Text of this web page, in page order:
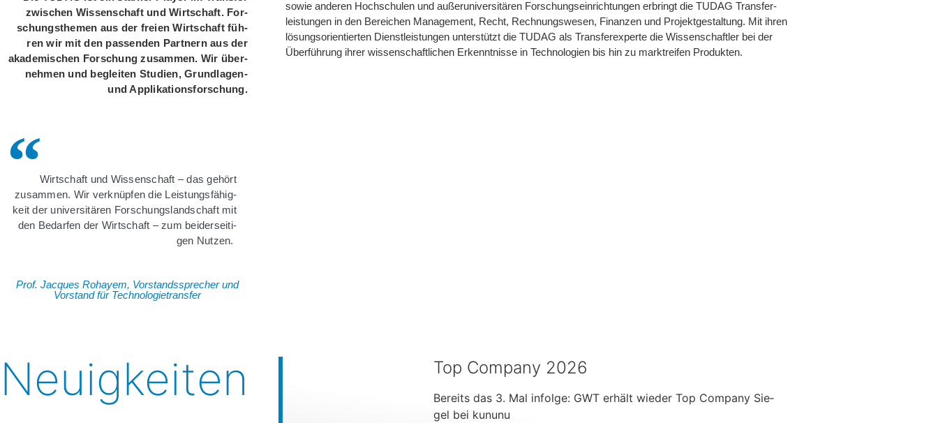
zwi­schen Wis­sen­schaft und Wirt­schaft. For­
schungs­the­men aus der freien Wirt­schaft füh­
ren wir mit den pas­sen­den Part­nern aus der
aka­de­mi­schen For­schung zusam­men. Wir über­
neh­men und beglei­ten Stu­dien, Grund­la­gen-
und Applikationsforschung.
Wirt­schaft und Wis­sen­schaft – das gehört
zusam­men. Wir ver­knüp­fen die Leis­tungs­fä­hig­
keit der uni­ver­si­tä­ren For­schungs­land­schaft mit
den Bedar­fen der Wirt­schaft – zum bei­der­sei­ti­
gen Nutzen.
Prof. Jac­ques Roh­ayem, Vor­stands­spre­cher und
Vor­stand für Technologietransfer
sowie ande­ren Hoch­schu­len und außer­uni­ver­si­tä­ren For­schungs­ein­rich­tun­gen erbringt die TUDAG Trans­fer­
leis­tun­gen in den Berei­chen Manage­ment, Recht, Rech­nungs­we­sen, Finan­zen und Pro­jekt­ge­stal­tung. Mit ihren
lösungs­ori­en­tier­ten Dienst­leis­tun­gen unter­stützt die TUDAG als Trans­fer­ex­perte die Wis­sen­schaft­ler bei der
Über­füh­rung ihrer wis­sen­schaft­li­chen Erkennt­nisse in Tech­no­lo­gien bis hin zu markt­rei­fen Produkten.
Neuigkeiten Top Company 2026
Bereits das 3. Mal infolge: GWT erhält wie­der Top Com­pany Sie­
gel bei kununu